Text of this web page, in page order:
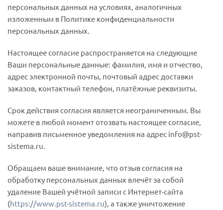
персональных данных на условиях, аналогичных
изложенным в Политике конфиденциальности
персональных данных.
Настоящее согласие распространяется на следующие
Ваши персональные данные: фамилия, имя и отчество,
адрес электронной почты, почтовый адрес доставки
заказов, контактный телефон, платёжные реквизиты.
Срок действия согласия является неограниченным. Вы
можете в любой момент отозвать настоящее согласие,
направив письменное уведомления на адрес info@pst-
sistema.ru.
Обращаем ваше внимание, что отзыв согласия на
обработку персональных данных влечёт за собой
удаление Вашей учётной записи с Интернет-сайта
(https://www.pst-sistema.ru), а также уничтожение